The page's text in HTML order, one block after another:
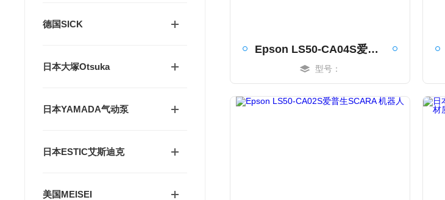
德国SICK
日本大塚Otsuka
日本YAMADA气动泵
日本ESTIC艾斯迪克
美国MEISEI
Epson LS50-CA04S爱普生SCARA 机器人代理商
型号：